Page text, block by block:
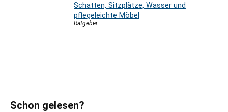
Schatten, Sitzplätze, Wasser und
pflegeleichte Möbel
Ratgeber
Schon gelesen?